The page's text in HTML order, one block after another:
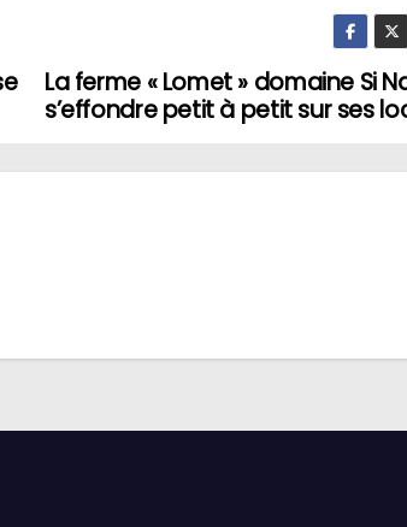
La ferme « Lomet » domaine Si
s’effondre petit à petit sur ses